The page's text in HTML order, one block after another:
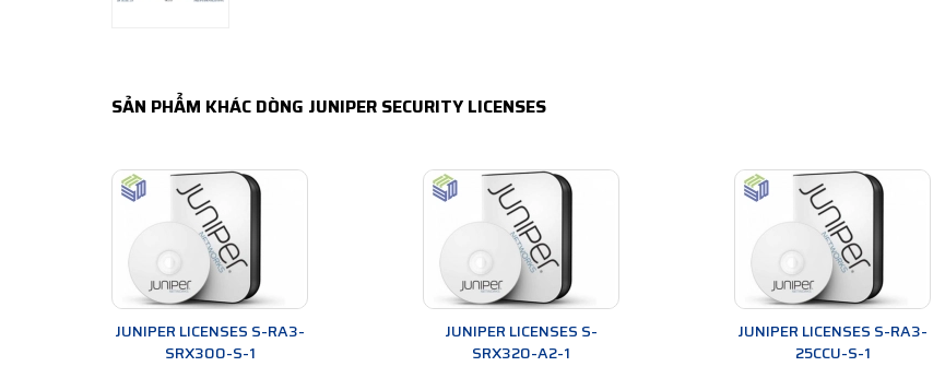
SẢN PHẨM KHÁC DÒNG JUNIPER SECURITY LICENSES
JUNIPER LICENSES S-RA3-
SRX300-S-1
JUNIPER LICENSES S-
SRX320-A2-1
JUNIPER LICENSES S-RA3-
25CCU-S-1